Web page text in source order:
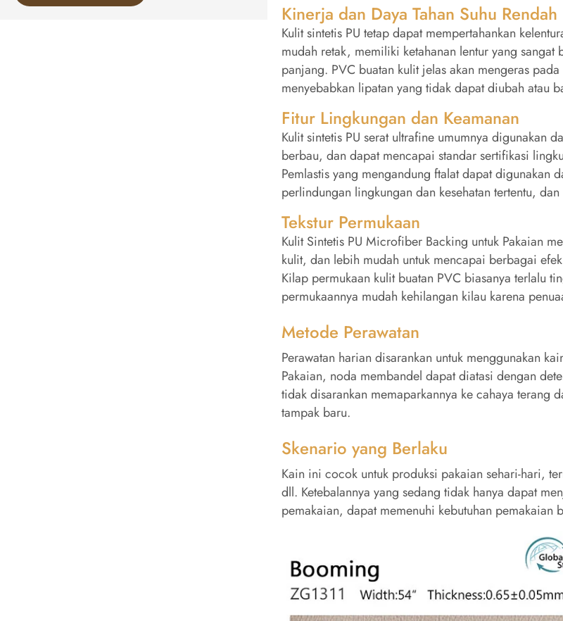
Kinerja dan Daya Tahan Suhu Rendah
Kulit sintetis PU tetap dapat mempertahankan
mudah retak, memiliki ketahanan lentur yang
panjang. PVC buatan kulit jelas akan mengeras
menyebabkan lipatan yang tidak dapat diubah atau
Fitur Lingkungan dan Keamanan
Kulit sintetis PU serat ultrafine umumnya digunakan
berbau, dan dapat mencapai standar sertifikasi
Pemlastis yang mengandung ftalat dapat
perlindungan lingkungan dan kesehatan tertentu,
Tekstur Permukaan
Kulit Sintetis PU Microfiber Backing untuk Pakaian
kulit, dan lebih mudah untuk mencapai berbagai
Kilap permukaan kulit buatan PVC biasanya terlalu
permukaannya mudah kehilangan kilau karena
Metode Perawatan
Perawatan harian disarankan untuk menggunakan
Pakaian, noda membandel dapat diatasi dengan
tidak disarankan memaparkannya ke cahaya terang
tampak baru.
Skenario yang Berlaku
Kain ini cocok untuk produksi pakaian sehari-hari,
dll. Ketebalannya yang sedang tidak hanya dapat
pemakaian, dapat memenuhi kebutuhan pemakaian